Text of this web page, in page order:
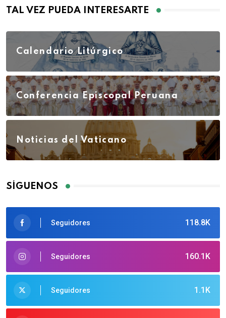
TAL VEZ PUEDA INTERESARTE
Calendario Litúrgico
Conferencia Episcopal Peruana
Noticias del Vaticano
SÍGUENOS
118.8K
Seguidores
160.1K
Seguidores
1.1K
Seguidores